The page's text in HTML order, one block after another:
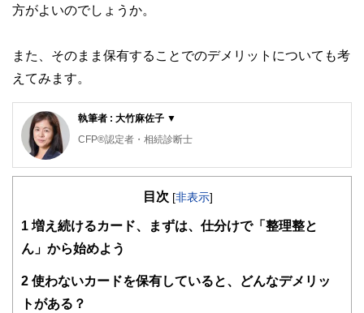
方がよいのでしょうか。
また、そのまま保有することでのデメリットについても考
えてみます。
執筆者 : 大竹麻佐子 ▼
CFP®認定者・相続診断士
証券会社、銀行、保険会社など金融機関での業務を経て現在
（2000年）、日本FP協会東京支部主催地域イベントへの参
しとお金のFP相談室」相談員（2016年）。
「目の前にいるその人が、より豊かに、よりよくなるため
に、今できること」を考え、サポートし続ける。
目次 [非表示]
1 増え続けるカード、まずは、仕分けで「整理整と
ん」から始めよう
2 使わないカードを保有していると、どんなデメリッ
トがある？